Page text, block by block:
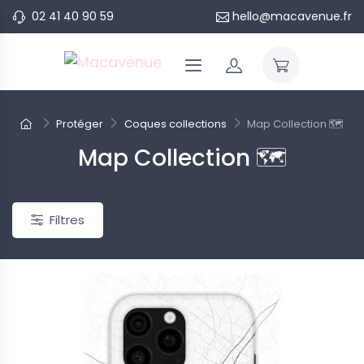
02 41 40 90 59 hello@macavenue.fr
Protéger Coques collections Map Collection 🗺️
Map Collection 🗺️
Filtres